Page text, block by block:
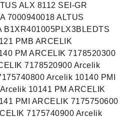
ALX 8112 SEI-GR
7000940018 ALTUS
B1XR401005PLX3BLEDTS
PMB ARCELIK
PM ARCELIK 7178520300
7178520900 Arcelik
Arcelik 10140 PMI
10141 PM ARCELIK
PMI ARCELIK 7175750600
7175740900 Arcelik